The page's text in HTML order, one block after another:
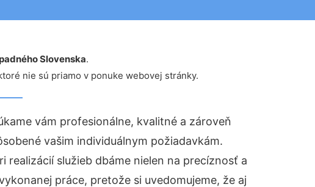
Slovenska.
nie sú priamo v ponuke webovej stránky.
vám profesionálne, kvalitné a zároveň
vašim individuálnym požiadavkám.
realizácií služieb dbáme nielen na precíznosť a
práce, pretože si uvedomujeme, že aj